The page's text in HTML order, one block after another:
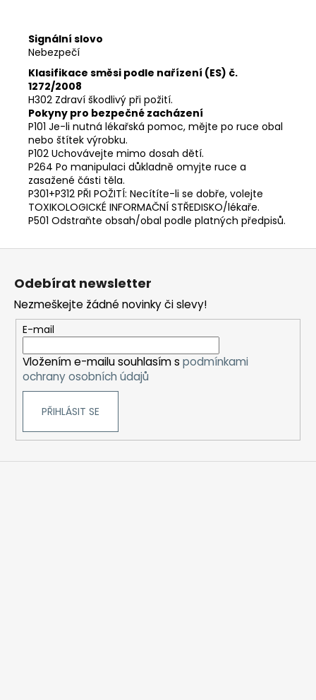
Signální slovo
Nebezpečí
Klasifikace směsi podle nařízení (ES) č.
1272/2008
H302 Zdraví škodlivý při požití.
Pokyny pro bezpečné zacházení
P101 Je-li nutná lékařská pomoc, mějte po ruce obal
nebo štítek výrobku.
P102 Uchovávejte mimo dosah dětí.
P264 Po manipulaci důkladně omyjte ruce a
zasažené části těla.
P301+P312 PŘI POŽITÍ: Necítíte-li se dobře, volejte
TOXIKOLOGICKÉ INFORMAČNÍ STŘEDISKO/lékaře.
P501 Odstraňte obsah/obal podle platných předpisů.
Odebírat newsletter
Nezmeškejte žádné novinky či slevy!
E-mail
Vložením e-mailu souhlasím s podmínkami
ochrany osobních údajů
PŘIHLÁSIT SE